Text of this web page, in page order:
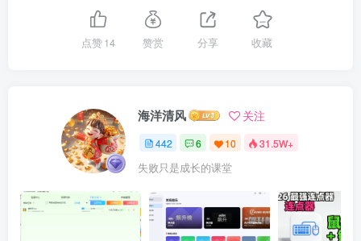
点赞14 赞赏 分享 收藏
海洋清风 关注
442 6 10 31.5W+
失败只是成长的课堂